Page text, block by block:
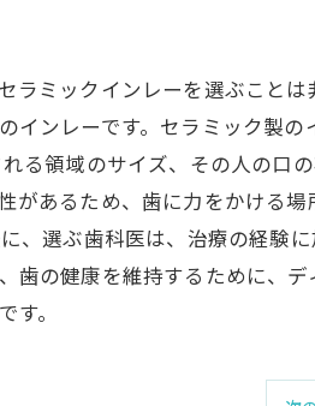
ラミックインレーを選ぶことは
インレーです。セラミック製の
る領域のサイズ、その人の口
があるため、歯に力をかける場
選ぶ歯科医は、治療の経験に
歯の健康を維持するために、デ
。